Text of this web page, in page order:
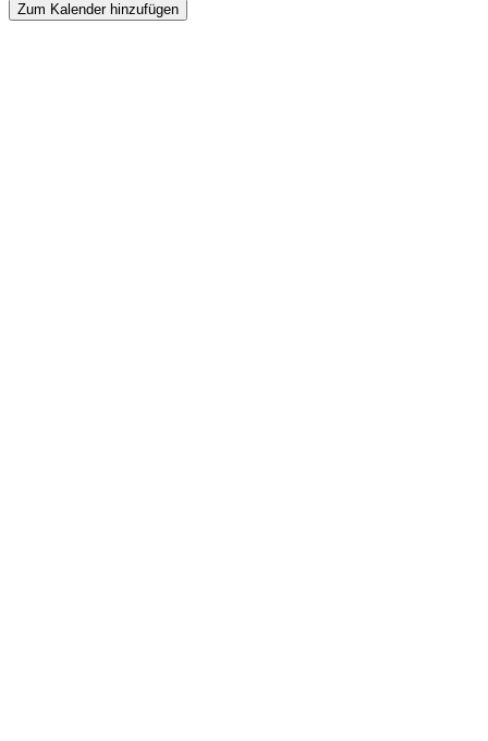
Zum Kalender hinzufügen